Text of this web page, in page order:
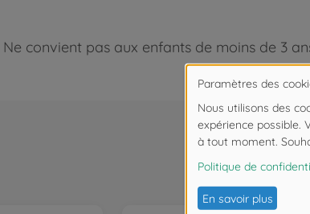
Ne convient pas aux enfants de moins de 3
Souvent